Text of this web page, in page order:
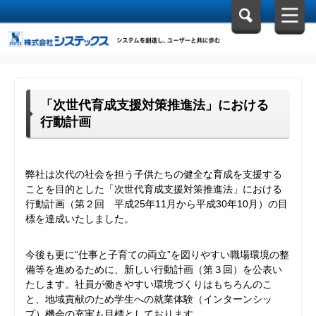
「次世代育成支援対策推進法」における
行動計画
弊社は次代の社会を担う子供たちの健全な育成を支援する
ことを目的とした「次世代育成支援対策推進法」における
行動計画（第２回 平成25年11月から平成30年10月）の目
標を達成いたしました。
今後も更に“仕事と子育ての両立”を図りやすい職場環境の整
備等を進めるために、新しい行動計画（第３回）を公表い
たします。社員が働きやすい環境づくりはもちろんのこ
と、地域貢献のため学生への就業体験（インターンシッ